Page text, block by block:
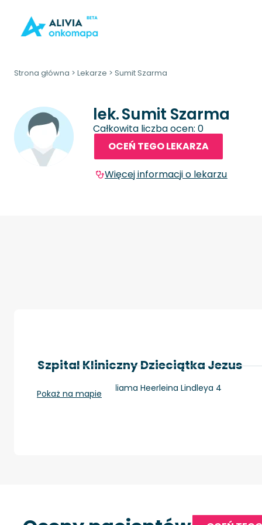
Strona główna > Lekarze > Sumit Szarma
lek.Sumit Szarma
Całkowita liczba ocen: 0
OCEŃ TEGO LEKARZA
Więcej informacji o lekarzu
Szpital Kliniczny Dzieciątka Jezus
Warszawa, ul. Williama Heerleina Lindleya 4
Pokaż na mapie